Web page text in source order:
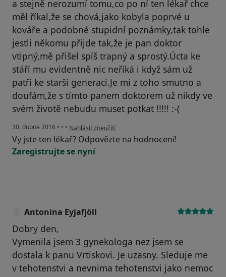
a stejně nerozumí tomu,co po ní ten lékař chce
měl říkal,že se chová,jako kobyla poprvé u
kováře a podobné stupidní poznámky,tak tohle
jestli někomu přijde tak,že je pan doktor
vtipný,mě přišel spíš trapný a sprostý.Úcta ke
stáří mu evidentně nic neříká i když sám už
patří ke starší generaci.Je mi z toho smutno a
doufám,že s tímto panem doktorem už nikdy ve
svém životě nebudu muset potkat !!!!! :-(
30. dubna 2016 • • • podle názoru uživatele Váš účet byl odstraněn
Nahlásit zneužití
Vy jste ten lékař? Odpovězte na hodnocení!
Zaregistrujte se nyní
Antonina Eyjafjöll
Dobry den,
Vymenila jsem 3 gynekologa nez jsem se
dostala k panu Vrtiskovi. Je uzasny. Sleduje me
v tehotenstvi a nevnima tehotenstvi jako nemoc